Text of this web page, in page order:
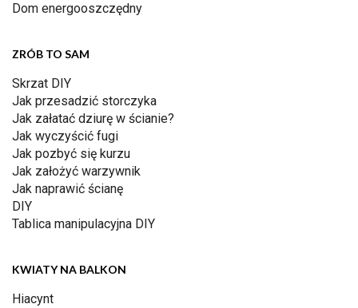
Dom energooszczędny
ZRÓB TO SAM
Skrzat DIY
Jak przesadzić storczyka
Jak załatać dziurę w ścianie?
Jak wyczyścić fugi
Jak pozbyć się kurzu
Jak założyć warzywnik
Jak naprawić ścianę
DIY
Tablica manipulacyjna DIY
KWIATY NA BALKON
Hiacynt